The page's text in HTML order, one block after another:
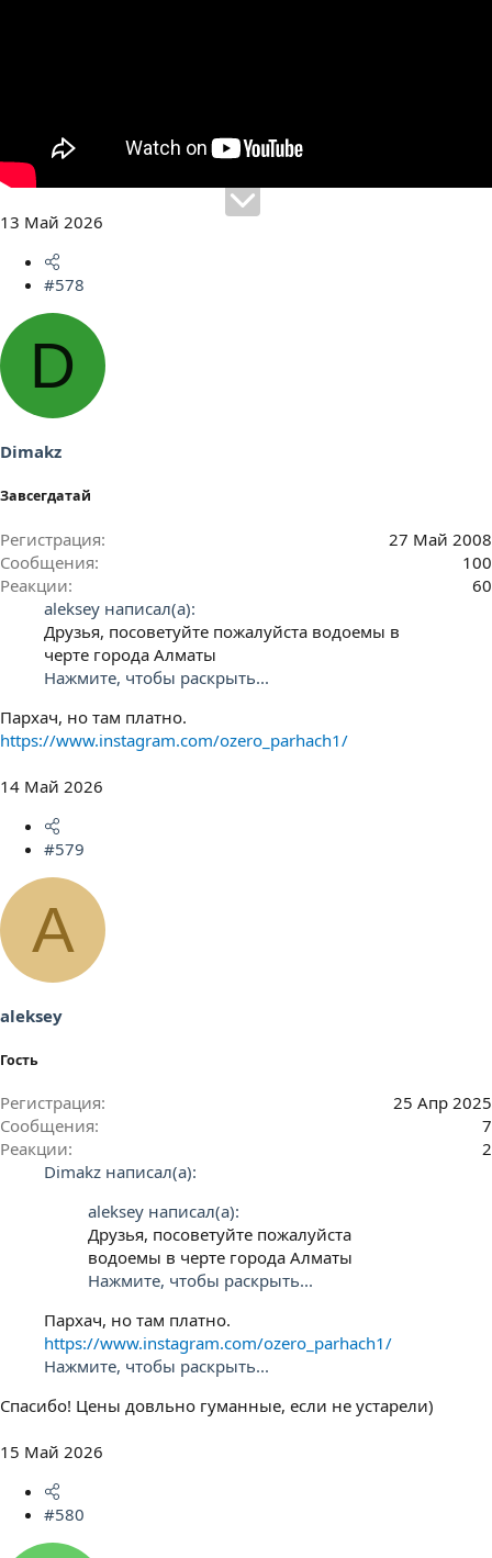
13 Май 2026
#578
D
Dimakz
Завсегдатай
Регистрация
27 Май 2008
Сообщения
100
Реакции
60
aleksey написал(а):
Друзья, посоветуйте пожалуйста водоемы в
черте города Алматы
Нажмите, чтобы раскрыть...
Пархач, но там платно.
https://www.instagram.com/ozero_parhach1/
14 Май 2026
#579
A
aleksey
Гость
Регистрация
25 Апр 2025
Сообщения
7
Реакции
2
Dimakz написал(а):
aleksey написал(а):
Друзья, посоветуйте пожалуйста
водоемы в черте города Алматы
Нажмите, чтобы раскрыть...
Пархач, но там платно.
https://www.instagram.com/ozero_parhach1/
Нажмите, чтобы раскрыть...
Спасибо! Цены довльно гуманные, если не устарели)
15 Май 2026
#580